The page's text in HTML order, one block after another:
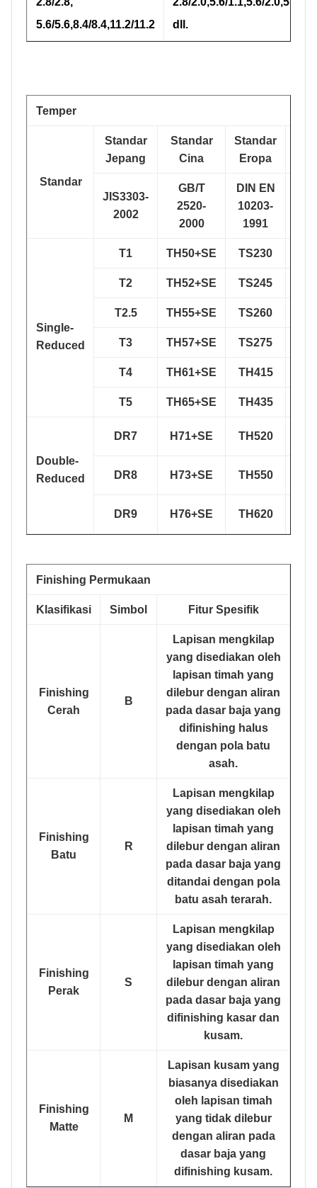
5.6/5.6,8.4/8.4,11.2/11.2
dll.
Temper
Standar
Standar
Jepang
Standar
Cina
Standar
Eropa
JIS3303-
2002
GB/T
2520-
2000
DIN EN
10203-
1991
Single-
Reduced
T1 TH50+SE TS230
T2 TH52+SE TS245
T2.5 TH55+SE TS260
T3 TH57+SE TS275
T4 TH61+SE TH415
T5 TH65+SE TH435
Double-
Reduced
DR7 H71+SE TH520
DR8 H73+SE TH550
DR9 H76+SE TH620
Finishing Permukaan
Klasifikasi Simbol Fitur Spesifik
Finishing
Cerah
B
Lapisan mengkilap
yang disediakan oleh
lapisan timah yang
dilebur dengan aliran
pada dasar baja yang
difinishing halus
dengan pola batu
asah.
Finishing
Batu
R
Lapisan mengkilap
yang disediakan oleh
lapisan timah yang
dilebur dengan aliran
pada dasar baja yang
ditandai dengan pola
batu asah terarah.
Finishing
Perak
S
Lapisan mengkilap
yang disediakan oleh
lapisan timah yang
dilebur dengan aliran
pada dasar baja yang
difinishing kasar dan
kusam.
Finishing
Matte
M
Lapisan kusam yang
biasanya disediakan
oleh lapisan timah
yang tidak dilebur
dengan aliran pada
dasar baja yang
difinishing kusam.